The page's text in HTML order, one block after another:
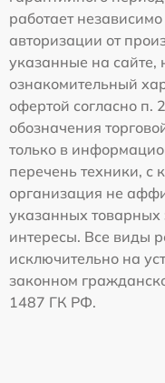
работает
авторизации от
указанные на сайте,
ознакомительный
офертой согласно п.
обозначения
только в
перечень техники, с
организация не
указанных товарных
интересы. Все виды
исключительно на
законном
1487 ГК РФ.